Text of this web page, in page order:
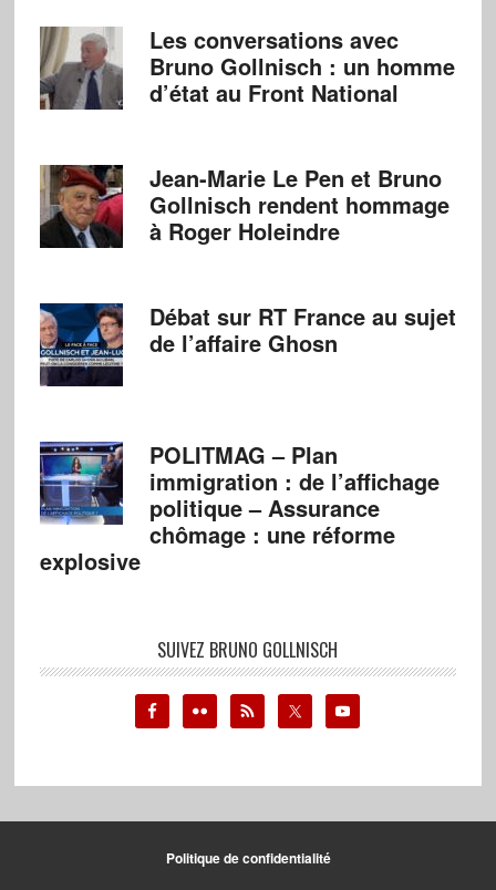
Les conversations avec
Bruno Gollnisch : un homme
d’état au Front National
Jean-Marie Le Pen et Bruno
Gollnisch rendent hommage
à Roger Holeindre
Débat sur RT France au sujet
de l’affaire Ghosn
POLITMAG – Plan
immigration : de l’affichage
politique – Assurance
chômage : une réforme
explosive
SUIVEZ BRUNO GOLLNISCH
Politique de confidentialité